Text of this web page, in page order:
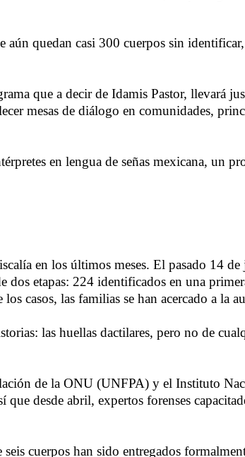
quedan casi 300 cuerpos sin
que a decir de Idamis Pastor, llevará
mesas de diálogo en comunidades,
en lengua de señas mexicana, un
en los últimos meses. El pasado 14
etapas: 224 identificados en una
casos, las familias se han acercado a la
las huellas dactilares, pero no de
de la ONU (UNFPA) y el Instituto
desde abril, expertos forenses
cuerpos han sido entregados